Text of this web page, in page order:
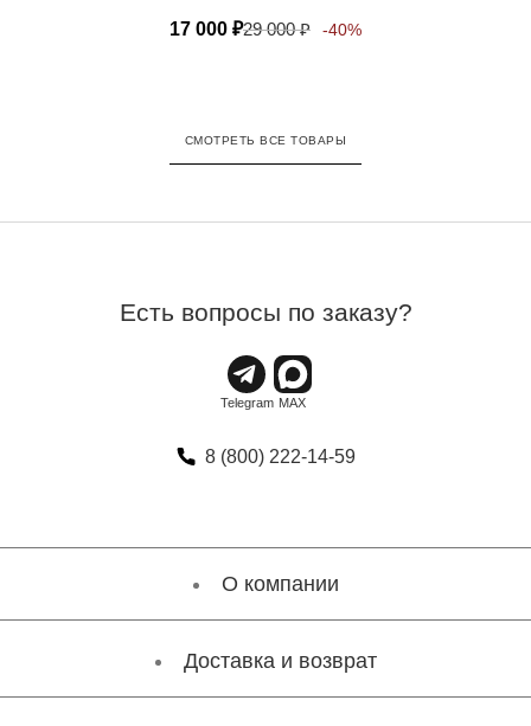
17 000 ₽29 000₽ -40%
СМОТРЕТЬ ВСЕ ТОВАРЫ
Есть вопросы по заказу?
8 (800) 222-14-59
О компании
Доставка и возврат